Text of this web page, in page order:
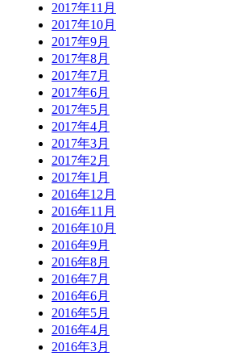
2017年11月
2017年10月
2017年9月
2017年8月
2017年7月
2017年6月
2017年5月
2017年4月
2017年3月
2017年2月
2017年1月
2016年12月
2016年11月
2016年10月
2016年9月
2016年8月
2016年7月
2016年6月
2016年5月
2016年4月
2016年3月